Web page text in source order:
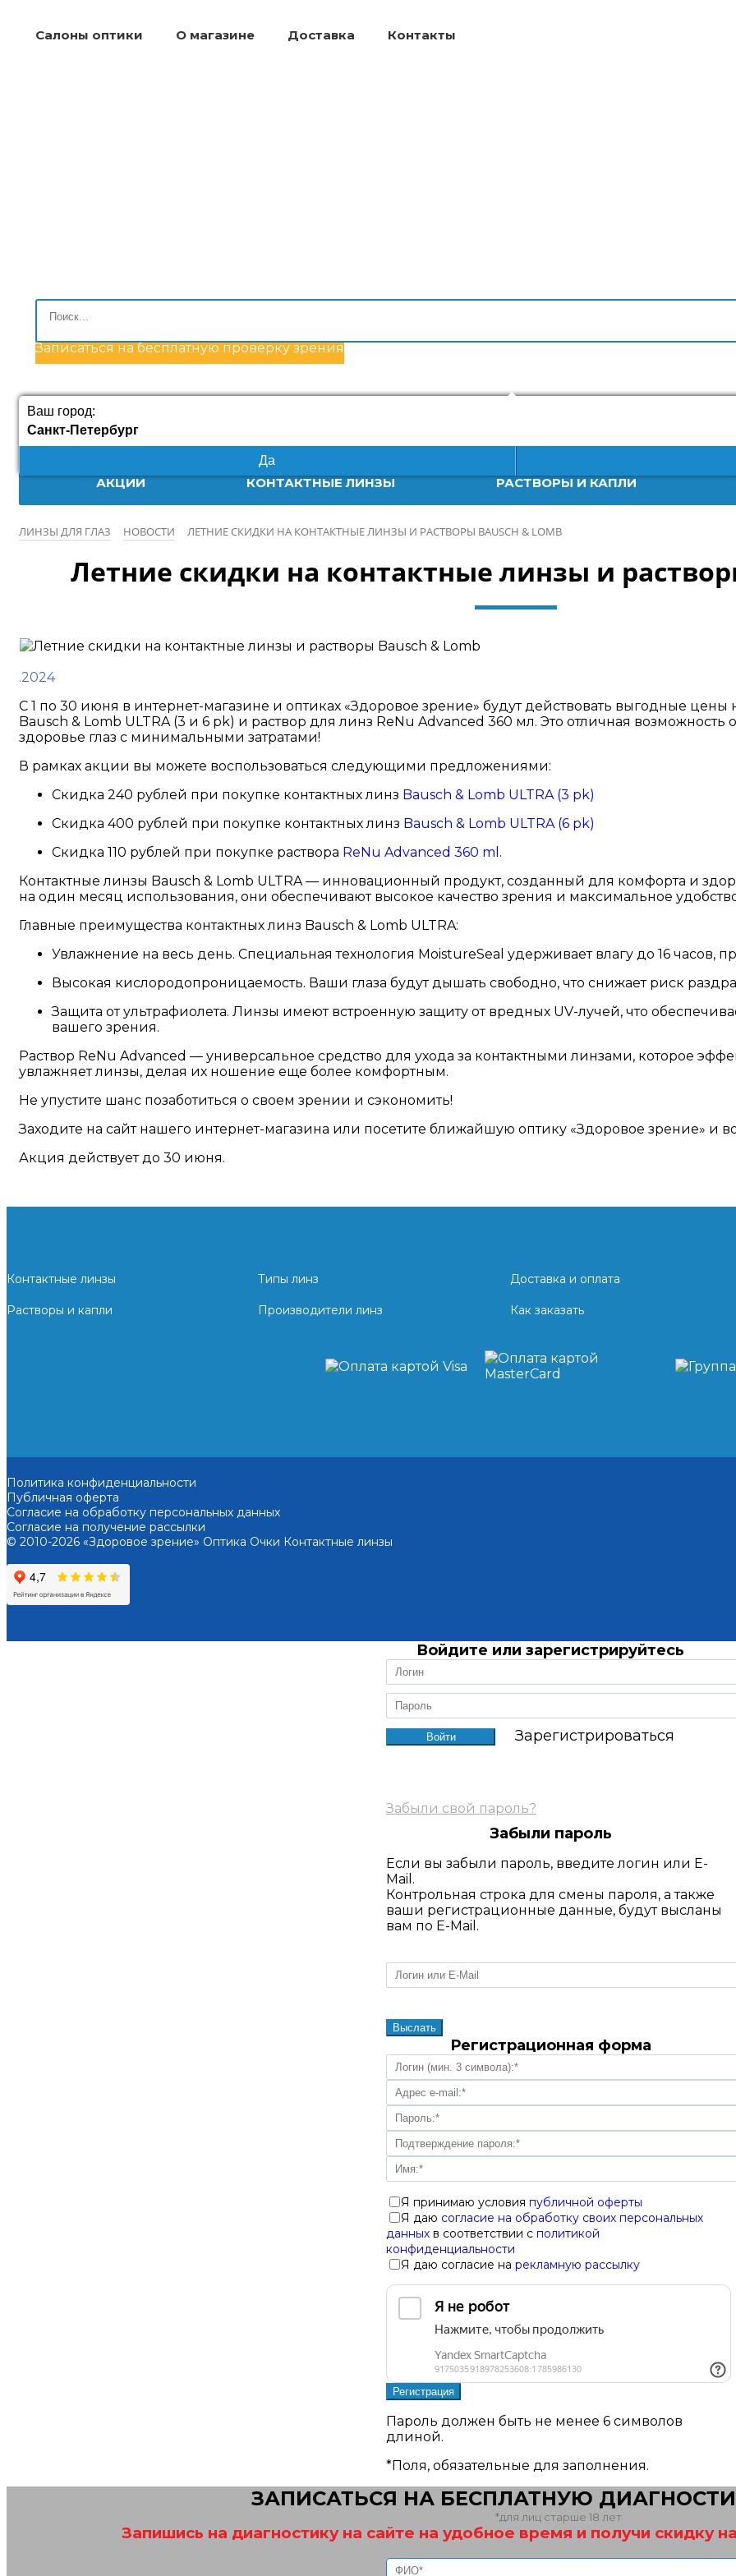
Салоны оптики О магазине Доставка Контакты
Записаться на бесплатную проверку зрения
Ваш город:
Санкт-Петербург
Да
АКЦИИ КОНТАКТНЫЕ ЛИНЗЫ РАСТВОРЫ И КАПЛИ
ЛИНЗЫ ДЛЯ ГЛАЗ НОВОСТИ ЛЕТНИЕ СКИДКИ НА КОНТАКТНЫЕ ЛИНЗЫ И РАСТВОРЫ BAUSCH & LOMB
Летние скидки на контактные линзы и
.2024
С 1 по 30 июня в интернет-магазине и оптиках «Здоровое зрение» будут действовать выгодные
Bausch & Lomb ULTRA (3 и 6 pk) и раствор для линз ReNu Advanced 360 мл. Это отличная возможность
здоровье глаз с минимальными затратами!
В рамках акции вы можете воспользоваться следующими предложениями:
Скидка 240 рублей при покупке контактных линз Bausch & Lomb ULTRA (3 pk)
Скидка 400 рублей при покупке контактных линз Bausch & Lomb ULTRA (6 pk)
Скидка 110 рублей при покупке раствора ReNu Advanced 360 ml .
Контактные линзы Bausch & Lomb ULTRA — инновационный продукт, созданный для комфорта и
на один месяц использования, они обеспечивают высокое качество зрения и максимальное
Главные преимущества контактных линз Bausch & Lomb ULTRA:
Увлажнение на весь день. Специальная технология MoistureSeal удерживает влагу до 16 часов,
Высокая кислородопроницаемость. Ваши глаза будут дышать свободно, что снижает риск
Защита от ультрафиолета. Линзы имеют встроенную защиту от вредных UV-лучей, что
вашего зрения.
Раствор ReNu Advanced — универсальное средство для ухода за контактными линзами, которое
увлажняет линзы, делая их ношение еще более комфортным.
Не упустите шанс позаботиться о своем зрении и сэкономить!
Заходите на сайт нашего интернет-магазина или посетите ближайшую оптику «Здоровое зрение» и
Акция действует до 30 июня.
Контактные линзы
Растворы и капли
Типы линз
Производители линз
Доставка и оплата
Как заказать
Политика конфиденциальности
Публичная оферта
Согласие на обработку персональных данных
Согласие на получение рассылки
© 2010-2026 «Здоровое зрение» Оптика Очки Контактные линзы
Войдите или зарегистрируйтесь
Зарегистрироваться
Забыли свой пароль?
Забыли пароль
Если вы забыли пароль, введите логин или E-
Mail.
Контрольная строка для смены пароля, а также
ваши регистрационные данные, будут высланы
вам по E-Mail.
Регистрационная форма
Я принимаю условия публичной оферты
Я даю согласие на обработку своих персональных
данных в соответствии с политикой
конфиденциальности
Я даю согласие на рекламную рассылку
Пароль должен быть не менее 6 символов
длиной.
*Поля, обязательные для заполнения.
ЗАПИСАТЬСЯ НА БЕСПЛАТНУЮ
*для лиц старше 18 лет
Запишись на диагностику на сайте на удобное время и получи скидку